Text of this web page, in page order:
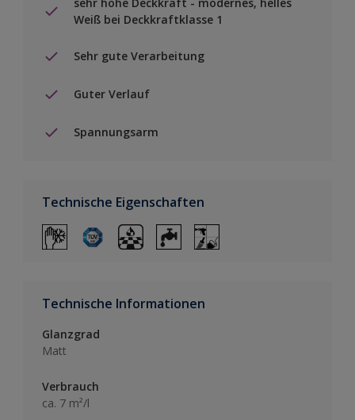
Weiß bei Deckkraftklasse 1
Sehr gute Verarbeitung
Guter Verlauf
Spannungsarm
Technische Eigenschaften
Technische Informationen
Glanzgrad
Matt
Verbrauch
ca. 7 m²/l